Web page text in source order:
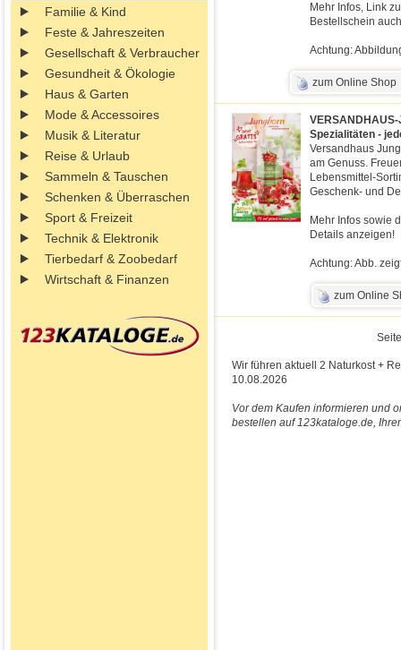
Familie & Kind
Feste & Jahreszeiten
Gesellschaft & Verbraucher
Gesundheit & Ökologie
Haus & Garten
Mode & Accessoires
Musik & Literatur
Reise & Urlaub
Sammeln & Tauschen
Schenken & Überraschen
Sport & Freizeit
Technik & Elektronik
Tierbedarf & Zoobedarf
Wirtschaft & Finanzen
Mehr Infos, Link
Bestellschein
Achtung:
zum Online Shop
Spezialitäten -
Versandhaus
am Genuss.
Lebensmittel-
Geschenk- und
Mehr Infos sowie
Details anzeigen!
Achtung: Abb.
zum Online
Wir führen aktuell 2 Naturkost +
10.08.2026
Vor dem Kaufen informieren und
bestellen auf 123kataloge.de,